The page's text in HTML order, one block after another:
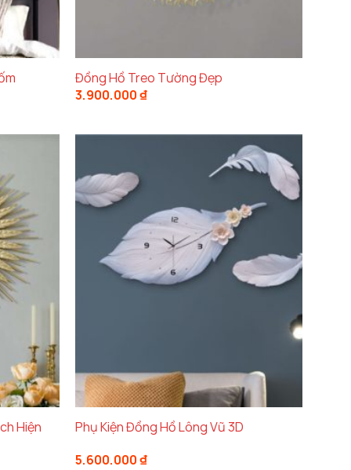
chỉ có tính năng mà còn giúp nâng cao
dõi thời gian mà còn là một tác phẩm
đồng hồ này sẽ là điểm nhấn giúp
trọng và bền bỉ. Mặt đồng hồ với các chi
không gian. Màu sắc trang nhã và thiết kế
Đồng Hồ Treo Tường Đẹp
3.900.000₫
Hiện
Phụ Kiện Đồng Hồ Lông Vũ 3D
5.600.000₫